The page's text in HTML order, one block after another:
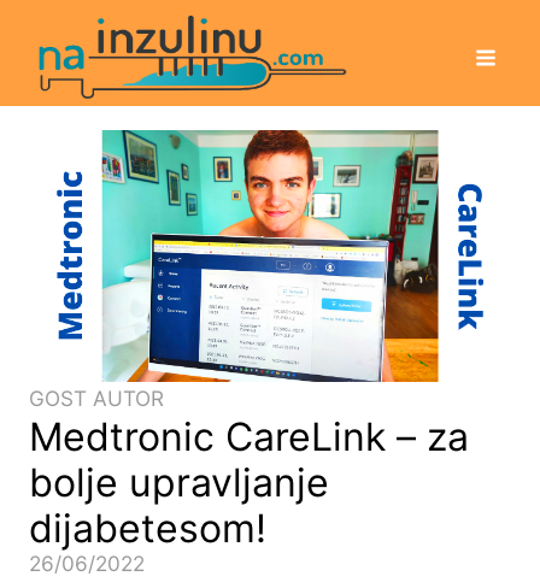
GOST AUTOR
Medtronic CareLink – za
bolje upravljanje
dijabetesom!
26/06/2022